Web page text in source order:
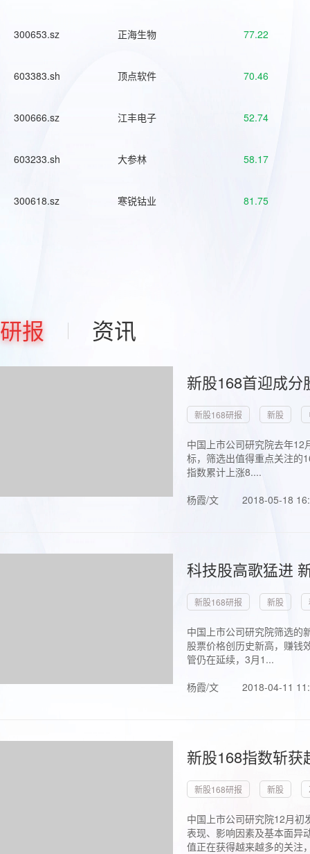
300653.sz 正海生物 77.22
603383.sh 顶点软件 70.46
300666.sz 江丰电子 52.74
603233.sh 大参林 58.17
300618.sz 寒锐钴业 81.75
研报 资讯
新股168首迎成
新股168研报 新股
中国上市公司研究院去年
标，筛选出值得重点关注的
指数累计上涨8....
杨霞/文
2018-05-18
科技股高歌猛进
新股168研报 新股
中国上市公司研究院筛选的
股票价格创历史新高，赚钱
管仍在延续，3月1...
杨霞/文
2018-04-11
新股168指数斩
新股168研报 新股
中国上市公司研究院12月初
表现、影响因素及基本面异
值正在获得越来越多的关注